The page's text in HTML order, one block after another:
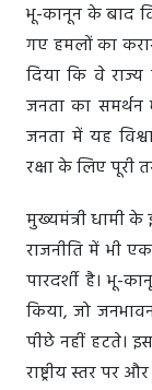
भू-कानून के बाद
गए हमलों का
दिया कि वे
जनता का
जनता में यह
रक्षा के लिए पूरी
मुख्यमंत्री धामी के
राजनीति में भी
पारदर्शी है। भू-
किया, जो
पीछे नहीं हटते।
राष्ट्रीय स्तर पर